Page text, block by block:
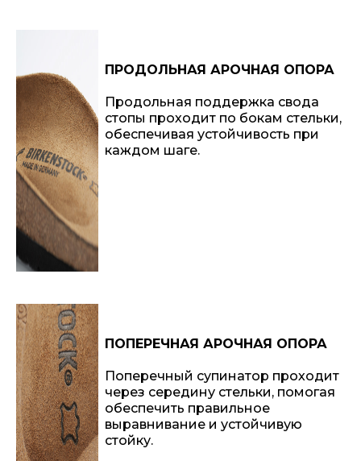
ПРОДОЛЬНАЯ АРОЧНАЯ ОПОРА
Продольная поддержка свода
стопы проходит по бокам стельки,
обеспечивая устойчивость при
каждом шаге.
ПОПЕРЕЧНАЯ АРОЧНАЯ ОПОРА
Поперечный супинатор проходит
через середину стельки, помогая
обеспечить правильное
выравнивание и устойчивую
стойку.